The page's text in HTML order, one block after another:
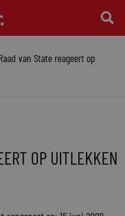
van State reageert op
OP UITLEKKEN